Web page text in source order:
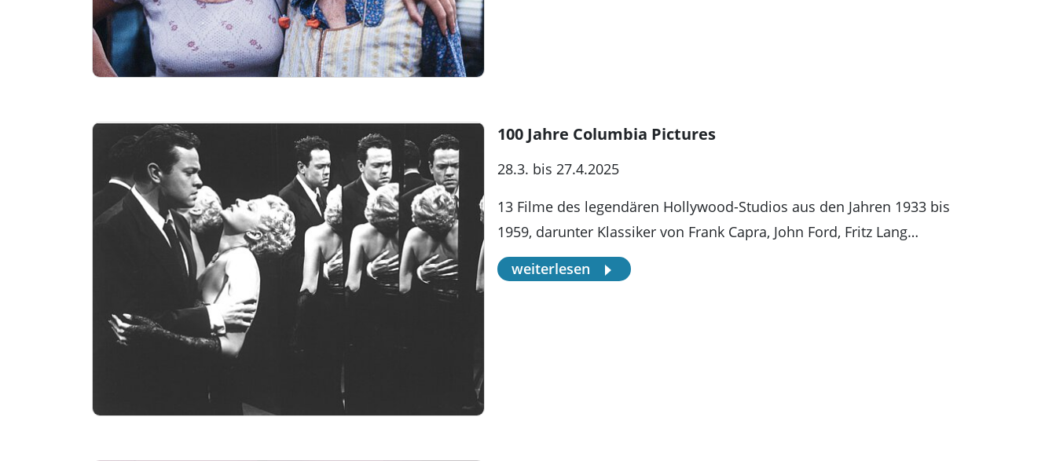
100 Jahre Columbia Pictures
28.3. bis 27.4.2025
13 Filme des legendären Hollywood-Studios aus den Jahren 1933 bis
1959, darunter Klassiker von Frank Capra, John Ford, Fritz Lang…
weiterlesen